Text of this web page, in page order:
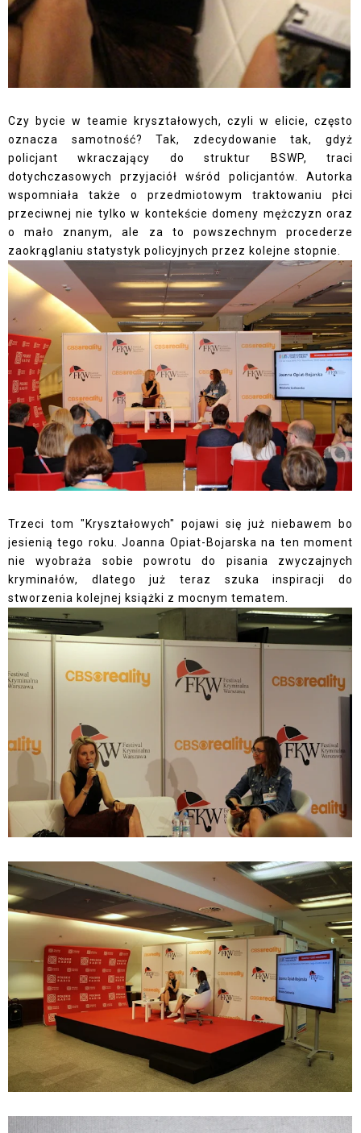
Czy bycie w teamie kryształowych, czyli w elicie, często
oznacza samotność? Tak, zdecydowanie tak, gdyż
policjant wkraczający do struktur BSWP, traci
dotychczasowych przyjaciół wśród policjantów. Autorka
wspomniała także o przedmiotowym traktowaniu płci
przeciwnej nie tylko w kontekście domeny mężczyzn oraz
o mało znanym, ale za to powszechnym procederze
zaokrąglaniu statystyk policyjnych przez kolejne stopnie.
Trzeci tom "Kryształowych" pojawi się już niebawem bo
jesienią tego roku. Joanna Opiat-Bojarska na ten moment
nie wyobraża sobie powrotu do pisania zwyczajnych
kryminałów, dlatego już teraz szuka inspiracji do
stworzenia kolejnej książki z mocnym tematem.